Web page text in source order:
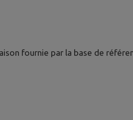
fournie par la base de